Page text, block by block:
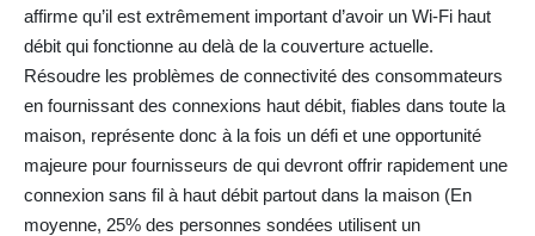
affirme qu’il est extrêmement important d’avoir un Wi-Fi haut
débit qui fonctionne au delà de la couverture actuelle.
Résoudre les problèmes de connectivité des consommateurs
en fournissant des connexions haut débit, fiables dans toute la
maison, représente donc à la fois un défi et une opportunité
majeure pour fournisseurs de qui devront offrir rapidement une
connexion sans fil à haut débit partout dans la maison (En
moyenne, 25% des personnes sondées utilisent un